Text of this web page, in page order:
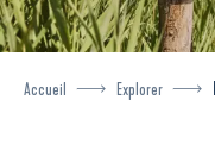
Accueil Explorer